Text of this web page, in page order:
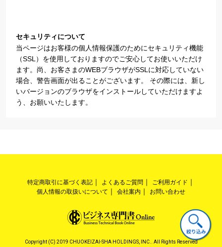
セキュリティについて
当ページはお客様の個人情報保護のためにセキュリティ機能
（SSL）を使用しておりますのでご安心してお使いいただけ
ます。尚、お客さまのWEBブラウザがSSLに対応していない
場合、警告画面が出ることがございます。 その際には、新し
いバージョンのブラウザをインストールしていただけますよ
う、お願いいたします。
特定商取引に基づく表記 よくあるご質問
ご利用ガイド
個人情報の取扱いについて
会社案内 お問い合わせ
Copyright (C) 2019 CHUOKEIZAI-SHA HOLDINGS, INC.. All Rights Reserved